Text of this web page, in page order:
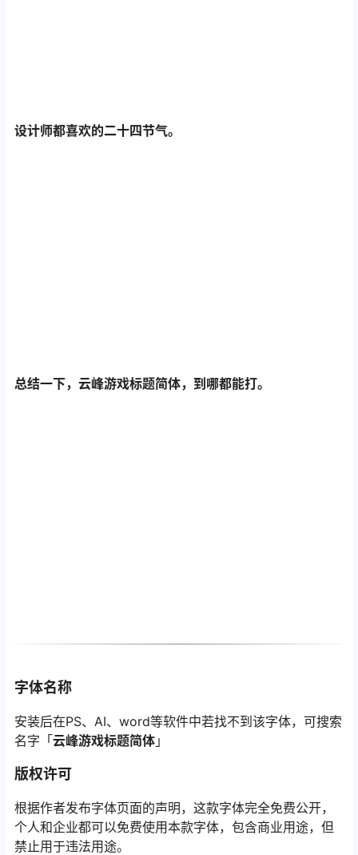
设计师都喜欢的二十四节气。
总结一下，云峰游戏标题简体，到哪都能打。
字体名称
安装后在PS、AI、word等软件中若找不到该字体，可搜索
名字「云峰游戏标题简体 」
版权许可
根据作者发布字体页面的声明，这款字体完全免费公开，
个人和企业都可以免费使用本款字体，包含商业用途，但
禁止用于违法用途。